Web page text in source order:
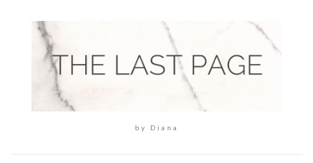
by Diana